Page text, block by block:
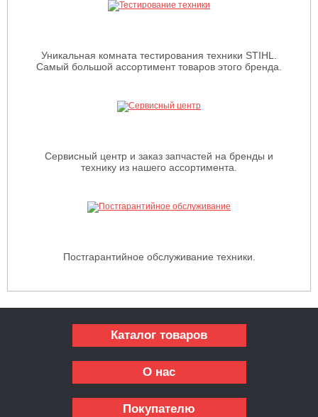
Уникальная комната тестирования техники STIHL.
Самый большой ассортимент товаров этого бренда.
Сервисный центр и заказ запчастей на бренды и
технику из нашего ассортимента.
Постгарантийное обслуживание техники.
Каталог товаров
О нас
Покупателю